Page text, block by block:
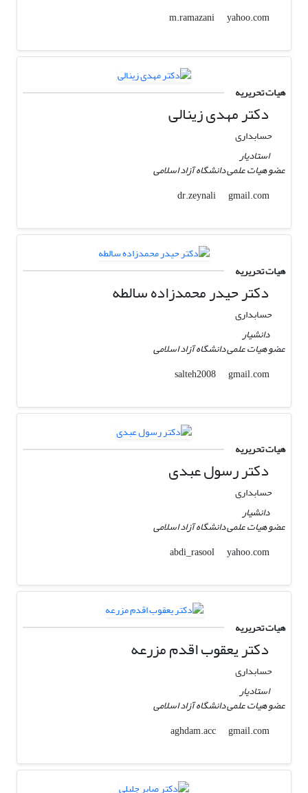
m.ramazani
yahoo.com
هیات تحریریه
دکتر مهدی زینالی
حسابداری
استادیار
عضو هیات علمی دانشگاه آزاد اسلامی
dr.zeynali
gmail.com
هیات تحریریه
دکتر حیدر محمدزاده سالطه
حسابداری
دانشیار
عضو هیات علمی دانشگاه آزاد اسلامی
salteh2008
gmail.com
هیات تحریریه
دکتر رسول عبدی
حسابداری
دانشیار
عضو هیات علمی دانشگاه آزاد اسلامی
abdi_rasool
yahoo.com
هیات تحریریه
دکتر یعقوب اقدم مزرعه
حسابداری
استادیار
عضو هیات علمی دانشگاه آزاد اسلامی
aghdam.acc
gmail.com